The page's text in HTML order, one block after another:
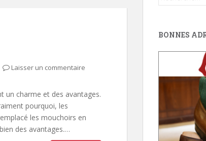
Laisser un commentaire
un charme et des avantages.
pourquoi, les
les mouchoirs en
des avantages.…
BONNES